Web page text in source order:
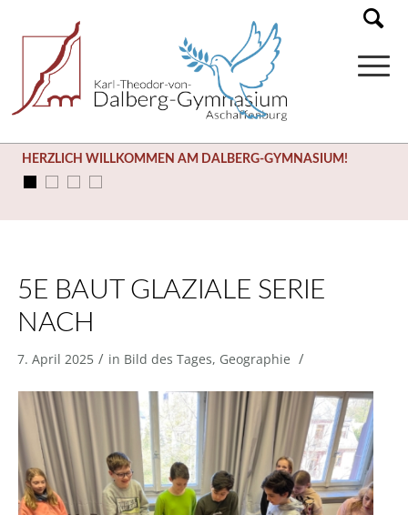
HERZLICH WILLKOMMEN AM DALBERG-GYMNASIUM!
5E BAUT GLAZIALE SERIE
NACH
7. April 2025 / in Bild des Tages, Geographie /